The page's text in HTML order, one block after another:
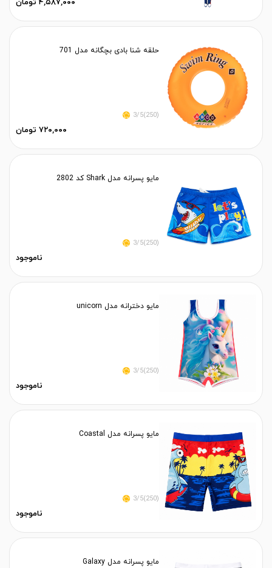
۴,۵۸۷,۰۰۰ تومان
حلقه شنا بادی بچگانه مدل 701
(250)3/5
۷۲۰,۰۰۰ تومان
مایو پسرانه مدل Shark کد 2802
(250)3/5
ناموجود
مایو دخترانه مدل unicorn
(250)3/5
ناموجود
مایو پسرانه مدل Coastal
(250)3/5
ناموجود
مایو پسرانه مدل Galaxy